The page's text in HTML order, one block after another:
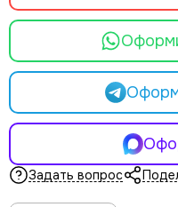
Задать вопрос